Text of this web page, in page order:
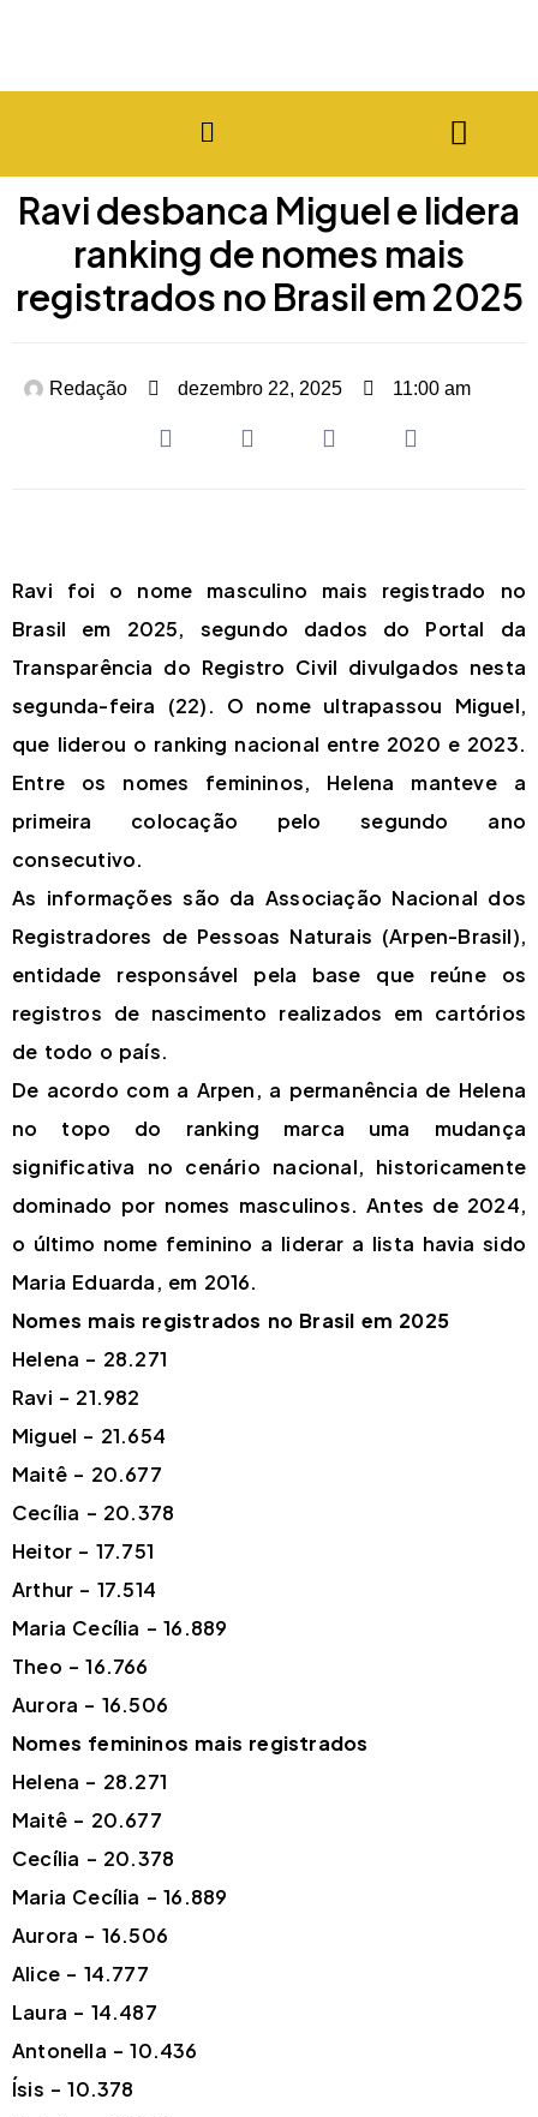
Ravi desbanca Miguel e lidera
ranking de nomes mais
registrados no Brasil em 2025
Redação dezembro 22, 2025 11:00 am
Ravi foi o nome masculino mais registrado no
Brasil em 2025, segundo dados do Portal da
Transparência do Registro Civil divulgados nesta
segunda-feira (22). O nome ultrapassou Miguel,
que liderou o ranking nacional entre 2020 e 2023.
Entre os nomes femininos, Helena manteve a
primeira colocação pelo segundo ano
consecutivo.
As informações são da Associação Nacional dos
Registradores de Pessoas Naturais (Arpen-Brasil),
entidade responsável pela base que reúne os
registros de nascimento realizados em cartórios
de todo o país.
De acordo com a Arpen, a permanência de Helena
no topo do ranking marca uma mudança
significativa no cenário nacional, historicamente
dominado por nomes masculinos. Antes de 2024,
o último nome feminino a liderar a lista havia sido
Maria Eduarda, em 2016.
Nomes mais registrados no Brasil em 2025
Helena – 28.271
Ravi – 21.982
Miguel – 21.654
Maitê – 20.677
Cecília – 20.378
Heitor – 17.751
Arthur – 17.514
Maria Cecília – 16.889
Theo – 16.766
Aurora – 16.506
Nomes femininos mais registrados
Helena – 28.271
Maitê – 20.677
Cecília – 20.378
Maria Cecília – 16.889
Aurora – 16.506
Alice – 14.777
Laura – 14.487
Antonella – 10.436
Ísis – 10.378